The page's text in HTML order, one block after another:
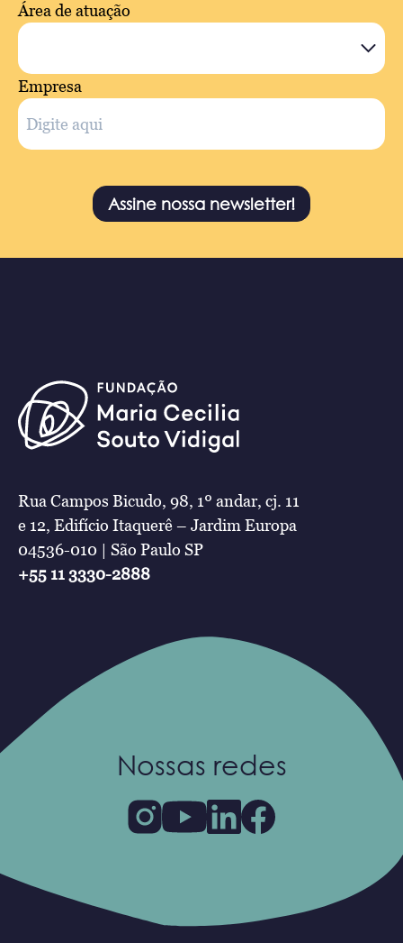
Área de atuação
Empresa
Assine nossa newsletter!
Rua Campos Bicudo, 98, 1º andar, cj. 11
e 12, Edifício Itaquerê – Jardim Europa
04536-010 | São Paulo SP
+55 11 3330-2888
Nossas redes